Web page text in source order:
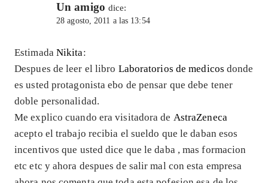
Un amigo dice:
28 agosto, 2011 a las 13:54
Estimada Nikita:
Despues de leer el libro Laboratorios de medicos donde
es usted protagonista ebo de pensar que debe tener
doble personalidad.
Me explico cuando era visitadora de AstraZeneca
acepto el trabajo recibia el sueldo que le daban esos
incentivos que usted dice que le daba , mas formacion
etc etc y ahora despues de salir mal con esta empresa